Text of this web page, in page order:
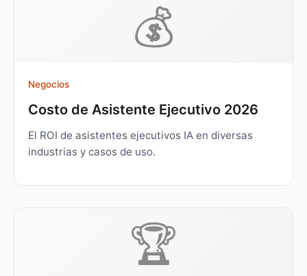
💰
Negocios
Costo de Asistente Ejecutivo 2026
El ROI de asistentes ejecutivos IA en diversas
industrias y casos de uso.
🏆